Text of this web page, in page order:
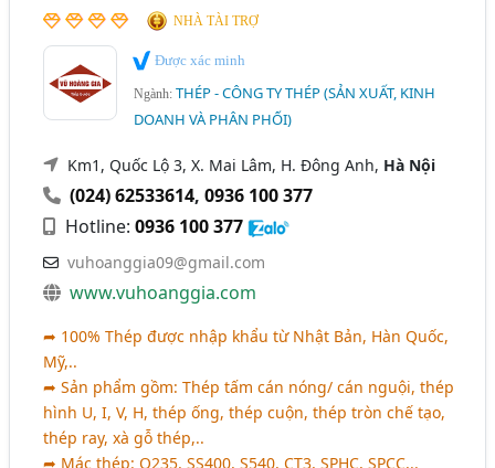
NHÀ TÀI TRỢ
Được xác minh
Ngành:THÉP - CÔNG TY THÉP (SẢN XUẤT, KINH
DOANH VÀ PHÂN PHỐI)
Km1, Quốc Lộ 3, X. Mai Lâm, H. Đông Anh, Hà Nội
(024) 62533614,0936 100 377
Hotline:0936 100 377
vuhoanggia09@gmail.com
www.vuhoanggia.com
➦ 100% Thép được nhập khẩu từ Nhật Bản, Hàn Quốc,
Mỹ,..
➦ Sản phẩm gồm: Thép tấm cán nóng/ cán nguội, thép
hình U, I, V, H, thép ống, thép cuộn, thép tròn chế tạo,
thép ray, xà gỗ thép,..
➦ Mác thép: Q235, SS400, S540, CT3, SPHC, SPCC,..